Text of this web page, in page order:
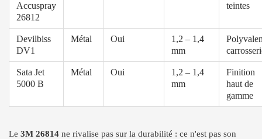
Accuspray
26812
teintes
Devilbiss
DV1
Métal Oui
1,2 – 1,4
mm
Sata Jet
5000 B
Métal Oui
1,2 – 1,4
mm
Finition
haut de
gamme
Le 3M 26814 ne rivalise pas sur la durabilité : ce n'est pas son